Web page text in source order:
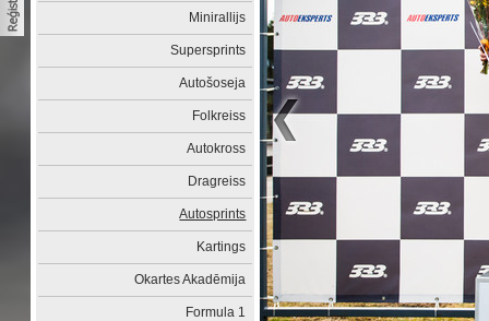
Minirallijs
Supersprints
Autošoseja
Folkreiss
Autokross
Dragreiss
Autosprints
Kartings
Okartes Akadēmija
Formula 1